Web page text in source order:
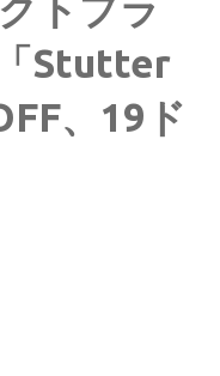
トプラ
Stutter
、19ド